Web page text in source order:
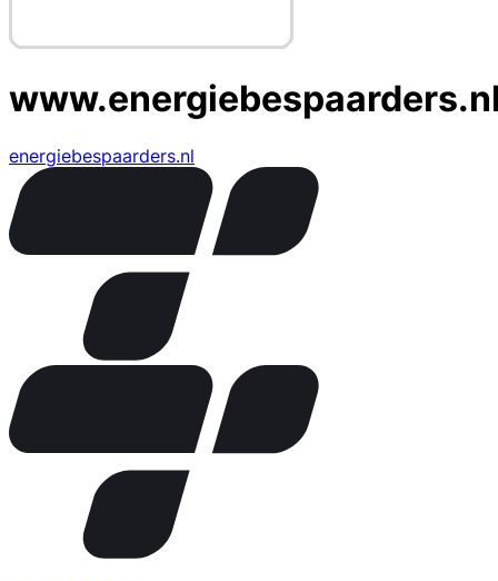
energiebespaarders.nl